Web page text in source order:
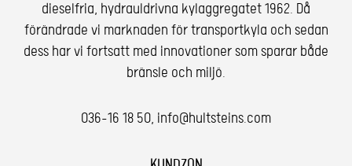
dieselfria, hydrauldrivna kylaggregatet 1962. Då
förändrade vi marknaden för transportkyla och sedan
dess har vi fortsatt med innovationer som sparar både
bränsle och miljö.
036-16 18 50, info@hultsteins.com